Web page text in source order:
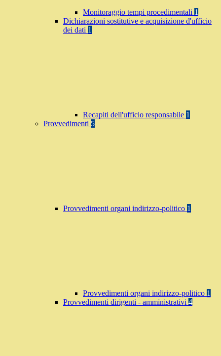
Monitoraggio tempi procedimentali 1
Dichiarazioni sostitutive e acquisizione d'ufficio
dei dati 1
Recapiti dell'ufficio responsabile 1
Provvedimenti 5
Provvedimenti organi indirizzo-politico 1
Provvedimenti organi indirizzo-politico 1
Provvedimenti dirigenti - amministrativi 4